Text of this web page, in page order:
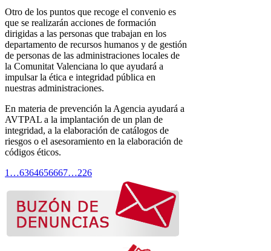
Otro de los puntos que recoge el convenio es
que se realizarán acciones de formación
dirigidas a las personas que trabajan en los
departamento de recursos humanos y de gestión
de personas de las administraciones locales de
la Comunitat Valenciana lo que ayudará a
impulsar la ética e integridad pública en
nuestras administraciones.
En materia de prevención la Agencia ayudará a
AVTPAL a la implantación de un plan de
integridad, a la elaboración de catálogos de
riesgos o el asesoramiento en la elaboración de
códigos éticos.
1 …6364656667…226